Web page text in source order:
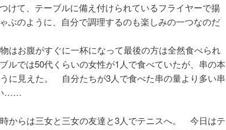
けて、テーブルに備え付けられているフライヤーで揚
のように、自分で調理するのも楽しみの一つなのだ
はお腹がすぐに一杯になって最後の方は全然食べられ
では50代くらいの女性が1人で食べていたが、串の本
に見えた。 自分たちが3人で食べた串の量より多い串
……
からは三女と三女の友達と3人でテニスへ。 今日はテ